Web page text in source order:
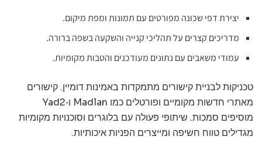
יצירת דפי שכונה מפורטים עם תמונות ומפת מיקום.
מדריכים קצרים על תהליכי קנייה והשקעה בשפה ברורה.
עמודי משאבים עם נתונים מעודכנים והטבות מקומיות.
טכניקות לבניית קישורים מתמקדות באמינות דומיין. קישורים
מאתרי חדשות מקומיים ופורטלים כמו Madlan ו‑Yad2
מוסיפים סמכות. שיתופי פעולה עם בלוגרים וסוכנויות מקומיות
מגדילים טווח חשיפה ומייצרים הפניות איכותיות.